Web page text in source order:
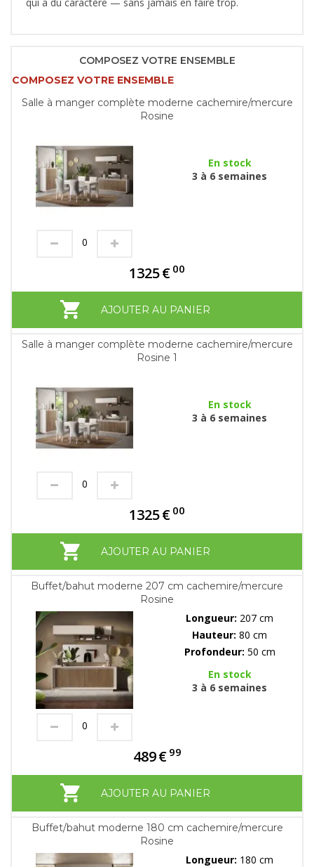
COMPOSEZ VOTRE ENSEMBLE
COMPOSEZ VOTRE ENSEMBLE
Salle à manger complète moderne cachemire/mercure
Rosine
En stock
3 à 6 semaines
1325€ 00
AJOUTER AU PANIER
Salle à manger complète moderne cachemire/mercure
Rosine 1
En stock
3 à 6 semaines
1325€ 00
AJOUTER AU PANIER
Buffet/bahut moderne 207 cm cachemire/mercure
Rosine
Longueur: 207 cm
Hauteur: 80 cm
Profondeur: 50 cm
En stock
3 à 6 semaines
489€ 99
AJOUTER AU PANIER
Buffet/bahut moderne 180 cm cachemire/mercure
Rosine
Longueur: 180 cm